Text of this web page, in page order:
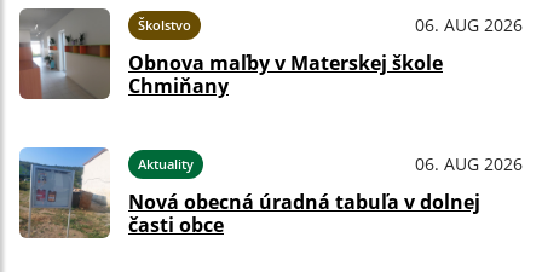
Školstvo 06. AUG 2026
Obnova maľby v Materskej škole
Chmiňany
Aktuality 06. AUG 2026
Nová obecná úradná tabuľa v dolnej
časti obce